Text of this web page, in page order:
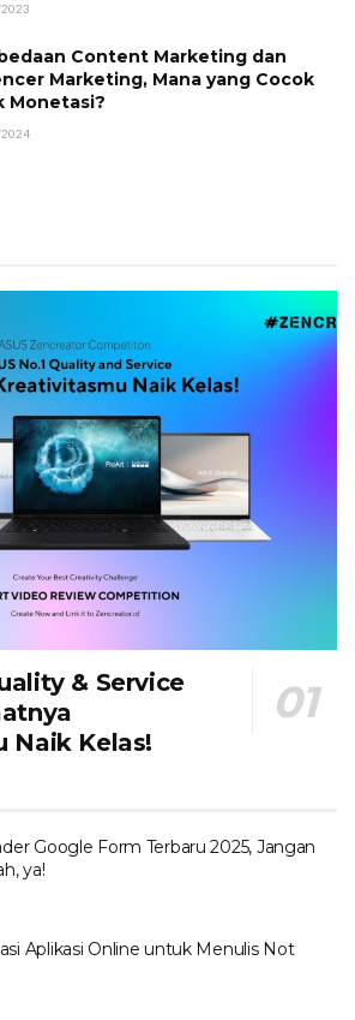
Content Marketing dan
Marketing, Mana yang Cocok
Monetasi?
& Service
Naik Kelas!
Google Form Terbaru 2025, Jangan
ya!
Aplikasi Online untuk Menulis Not